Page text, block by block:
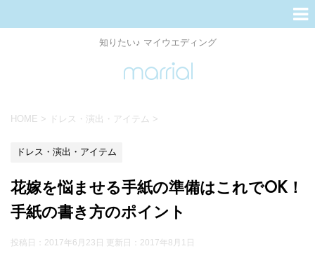
知りたい♪ マイウエディング
HOME > ドレス・演出・アイテム >
ドレス・演出・アイテム
花嫁を悩ませる手紙の準備はこれでOK！
手紙の書き方のポイント
投稿日：2017年6月23日 更新日： 2017年8月1日